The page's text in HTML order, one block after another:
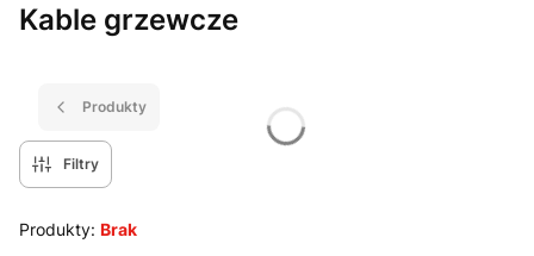
Kable grzewcze
Produkty
Filtry
Produkty: Brak